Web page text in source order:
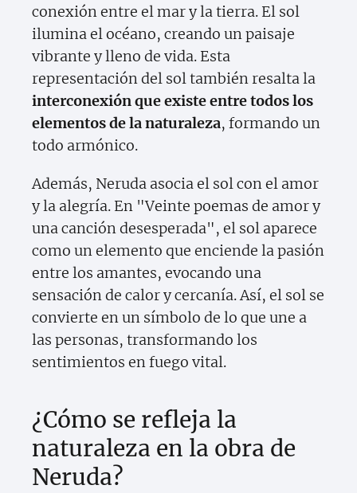
conexión entre el mar y la tierra. El sol
ilumina el océano, creando un paisaje
vibrante y lleno de vida. Esta
representación del sol también resalta la
interconexión que existe entre todos los
elementos de la naturaleza, formando un
todo armónico.
Además, Neruda asocia el sol con el amor
y la alegría. En "Veinte poemas de amor y
una canción desesperada", el sol aparece
como un elemento que enciende la pasión
entre los amantes, evocando una
sensación de calor y cercanía. Así, el sol se
convierte en un símbolo de lo que une a
las personas, transformando los
sentimientos en fuego vital.
¿Cómo se refleja la
naturaleza en la obra de
Neruda?